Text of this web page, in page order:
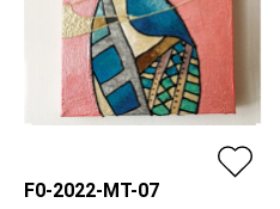
F0-2022-MT-07